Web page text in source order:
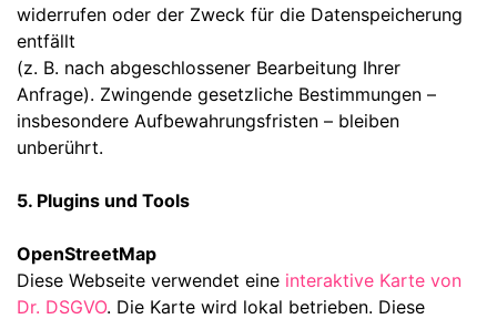
widerrufen oder der Zweck für die Datenspeicherung
entfällt
(z. B. nach abgeschlossener Bearbeitung Ihrer
Anfrage). Zwingende gesetzliche Bestimmungen –
insbesondere Aufbewahrungsfristen – bleiben
unberührt.
5. Plugins und Tools
OpenStreetMap
Diese Webseite verwendet eine interaktive Karte von
Dr. DSGVO. Die Karte wird lokal betrieben. Diese